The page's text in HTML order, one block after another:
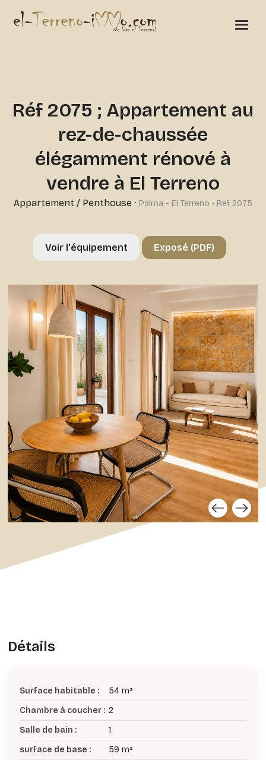
Réf 2075 ; Appartement au
rez-de-chaussée
élégamment rénové à
vendre à El Terreno
Appartement / Penthouse· Palma - El Terreno • Ref 2075
Voir l'équipement Exposé (PDF)
Détails
Surface habitable :
54 m²
Chambre à coucher : 2
Salle de bain :
1
surface de base :
59 m²